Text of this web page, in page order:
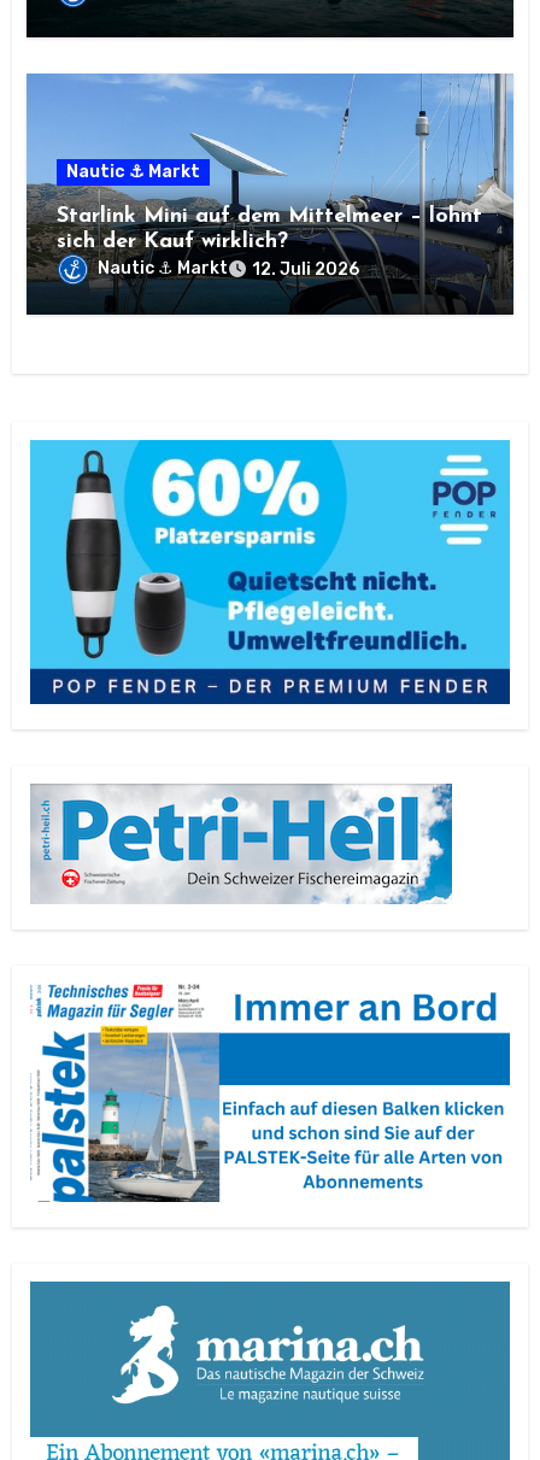
Nautic ⚓ Markt
Starlink Mini auf dem Mittelmeer – lohnt
sich der Kauf wirklich?
Nautic ⚓ Markt 12. Juli 2026